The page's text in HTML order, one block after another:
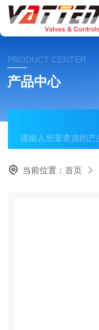
PRODUCT CENTER
产品中心
当前位置：首页